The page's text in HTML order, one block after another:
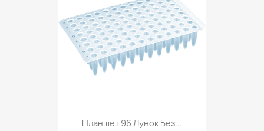
Планшет 96 Лунок Без...